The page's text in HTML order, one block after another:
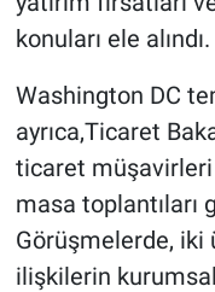
konuları ele alındı.
Washington DC
ayrıca,Ticaret
ticaret
masa toplantıları
Görüşmelerde, iki
ilişkilerin